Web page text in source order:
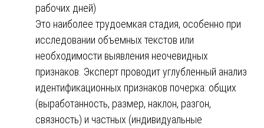
рабочих дней)
Это наиболее трудоемкая стадия, особенно при
исследовании объемных текстов или
необходимости выявления неочевидных
признаков. Эксперт проводит углубленный анализ
идентификационных признаков почерка: общих
(выработанность, размер, наклон, разгон,
связность) и частных (индивидуальные